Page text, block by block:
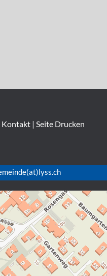
Kontakt| Seite Drucken